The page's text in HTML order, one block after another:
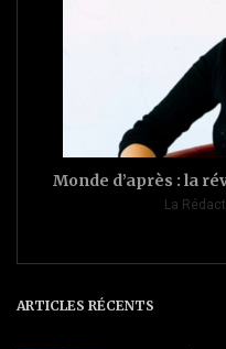
Monde d’après : la
La
ARTICLES RÉCENTS